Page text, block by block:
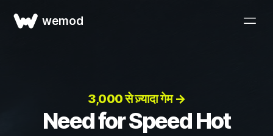
wemod
3,000 से ज़्यादा गेम →
Need for Speed Hot